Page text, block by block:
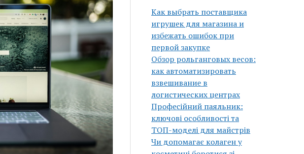
Как выбрать поставщика
игрушек для магазина и
избежать ошибок при
первой закупке
Обзор рольганговых весов:
как автоматизировать
взвешивание в
логистических центрах
Професійний паяльник:
ключові особливості та
ТОП-моделі для майстрів
Чи допомагає колаген у